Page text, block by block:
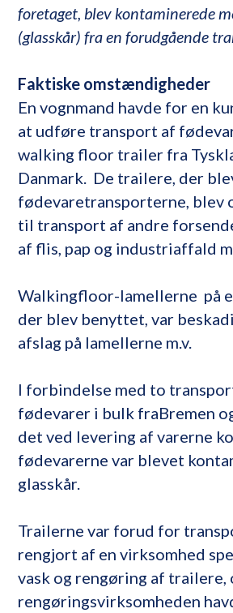
foretaget, blev kontaminerede
(glasskår) fra en forudgående
Faktiske omstændigheder
En vognmand havde for en
at udføre transport af
walking floor trailer fra
Danmark. De trailere, der
fødevaretransporterne, blev
til transport af andre
af flis, pap og industriaffald
Walkingfloor-lamellerne på
der blev benyttet, var
afslag på lamellerne m.v.
I forbindelse med to
fødevarer i bulk fraBremen
det ved levering af varerne
fødevarerne var blevet
glasskår.
Trailerne var forud for
rengjort af en virksomhed
vask og rengøring af trailere,
rengøringsvirksomheden